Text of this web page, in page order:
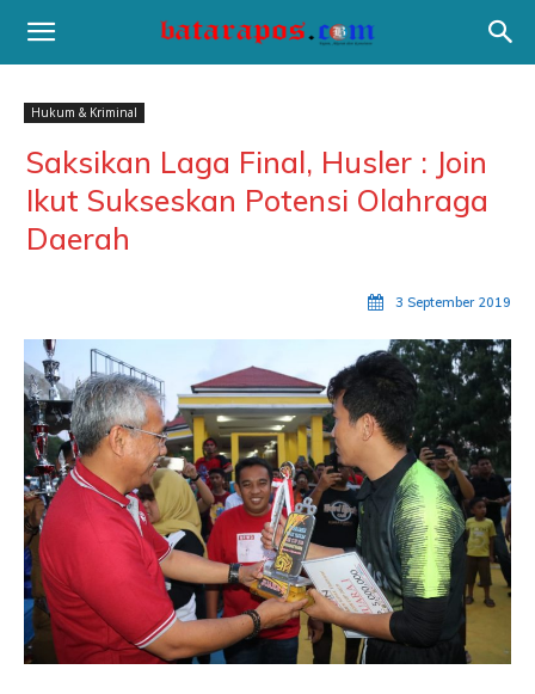
Hukum & Kriminal
Saksikan Laga Final, Husler : Join
Ikut Sukseskan Potensi Olahraga
Daerah
3 September 2019